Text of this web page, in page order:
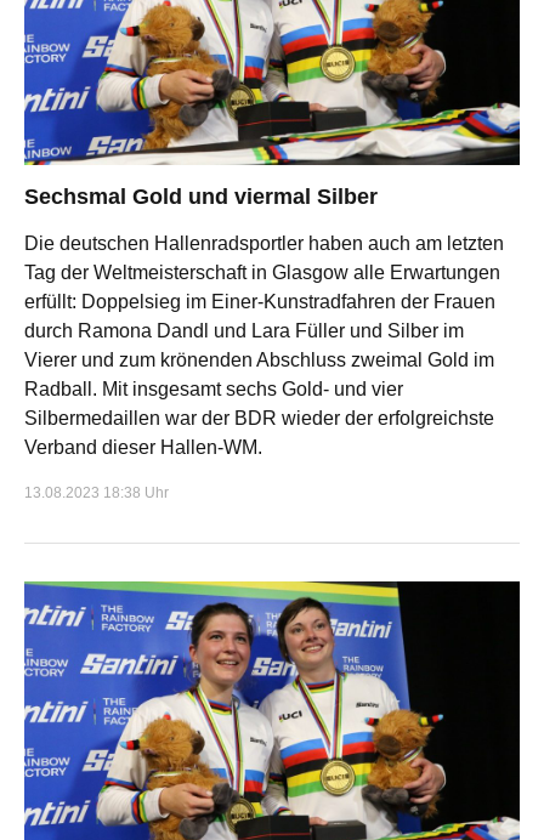
Sechsmal Gold und viermal Silber
Die deutschen Hallenradsportler haben auch am letzten
Tag der Weltmeisterschaft in Glasgow alle Erwartungen
erfüllt: Doppelsieg im Einer-Kunstradfahren der Frauen
durch Ramona Dandl und Lara Füller und Silber im
Vierer und zum krönenden Abschluss zweimal Gold im
Radball. Mit insgesamt sechs Gold- und vier
Silbermedaillen war der BDR wieder der erfolgreichste
Verband dieser Hallen-WM.
13.08.2023 18:38 Uhr